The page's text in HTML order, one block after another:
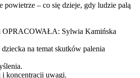
– co się dzieje, gdy ludzie palą
Sylwia Kamińska
na temat skutków palenia
koncentracji uwagi.